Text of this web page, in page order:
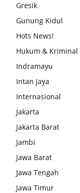
Gresik
Gunung Kidul
Hots News!
Hukum & Kriminal
Indramayu
Intan Jaya
Internasional
Jakarta
Jakarta Barat
Jambi
Jawa Barat
Jawa Tengah
Jawa Timur